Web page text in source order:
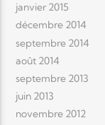
janvier 2015
décembre 2014
septembre 2014
août 2014
septembre 2013
juin 2013
novembre 2012